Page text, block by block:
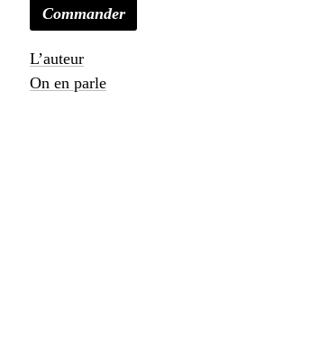
Commander
L’auteur
On en parle